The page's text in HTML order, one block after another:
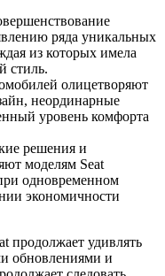
ряда уникальных
из которых имела
стиль.
олицетворяют
неординарные
уровень комфорта
решения и
моделям Seat
одновременном
экономичности
продолжает удивлять
обновлениями и